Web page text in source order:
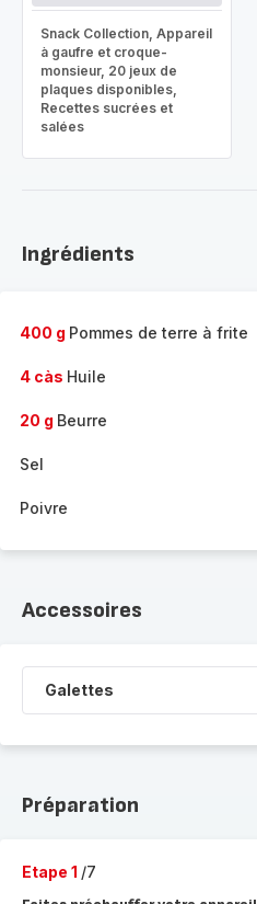
Snack Collection, Appareil
à gaufre et croque-
monsieur, 20 jeux de
plaques disponibles,
Recettes sucrées et
salées
Ingrédients
400 g Pommes de terre à frite
4 càs Huile
20 g Beurre
Sel
Poivre
Accessoires
Galettes
Préparation
Etape 1 /7